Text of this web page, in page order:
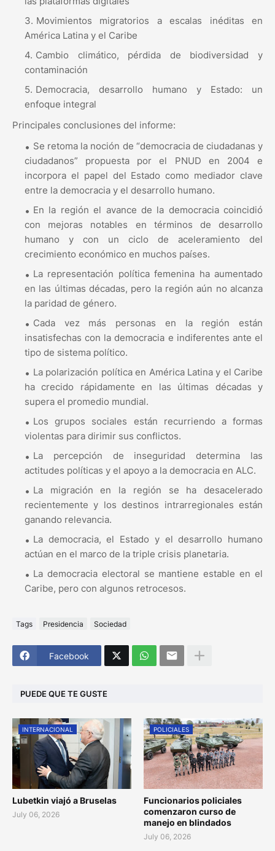
Movimientos migratorios a escalas inéditas en
América Latina y el Caribe
Cambio climático, pérdida de biodiversidad y
contaminación
Democracia, desarrollo humano y Estado: un
enfoque integral
Principales conclusiones del informe:
Se retoma la noción de “democracia de ciudadanas y
ciudadanos” propuesta por el PNUD en 2004 e
incorpora el papel del Estado como mediador clave
entre la democracia y el desarrollo humano.
En la región el avance de la democracia coincidió
con mejoras notables en términos de desarrollo
humano y con un ciclo de aceleramiento del
crecimiento económico en muchos países.
La representación política femenina ha aumentado
en las últimas décadas, pero la región aún no alcanza
la paridad de género.
Cada vez más personas en la región están
insatisfechas con la democracia e indiferentes ante el
tipo de sistema político.
La polarización política en América Latina y el Caribe
ha crecido rápidamente en las últimas décadas y
supera el promedio mundial.
Los grupos sociales están recurriendo a formas
violentas para dirimir sus conflictos.
La percepción de inseguridad determina las
actitudes políticas y el apoyo a la democracia en ALC.
La migración en la región se ha desacelerado
recientemente y los destinos intrarregionales están
ganando relevancia.
La democracia, el Estado y el desarrollo humano
actúan en el marco de la triple crisis planetaria.
La democracia electoral se mantiene estable en el
Caribe, pero con algunos retrocesos.
Tags Presidencia Sociedad
Facebook
PUEDE QUE TE GUSTE
INTERNACIONAL
Lubetkin viajó a Bruselas
July 06, 2026
POLICIALES
Funcionarios policiales
comenzaron curso de
manejo en blindados
July 06, 2026